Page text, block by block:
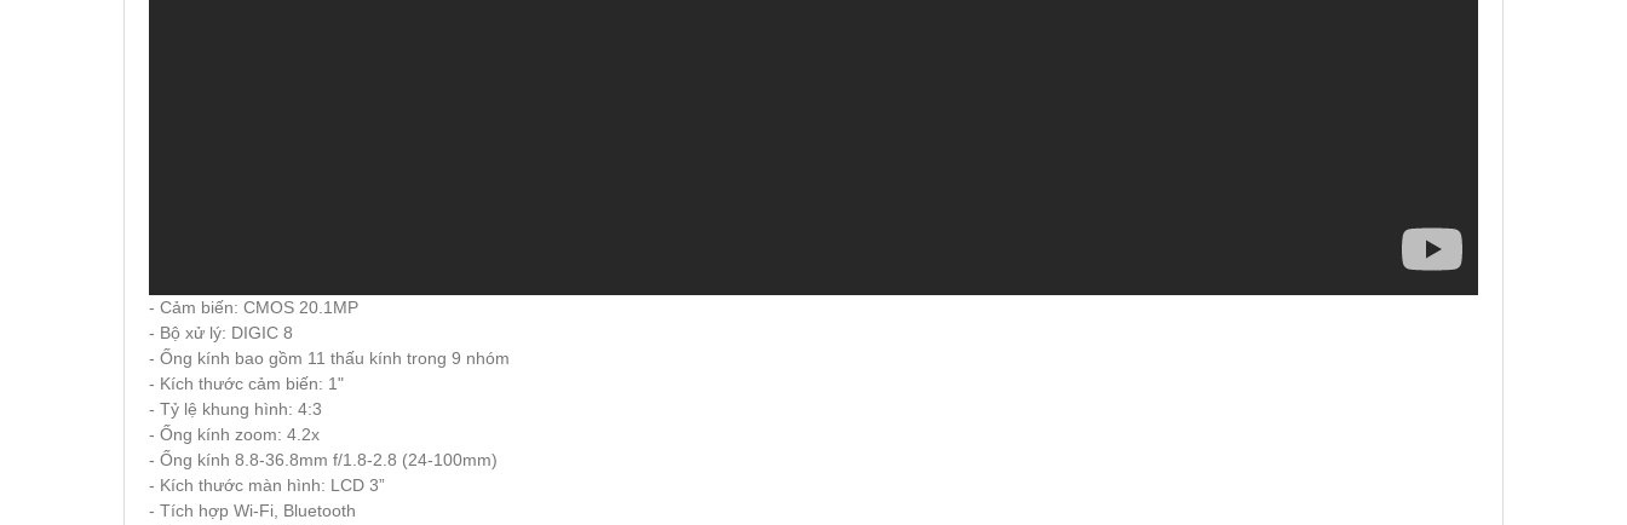
- Cảm biến: CMOS 20.1MP
- Bộ xử lý: DIGIC 8
- Ống kính bao gồm 11 thấu kính trong 9 nhóm
- Kích thước cảm biến: 1"
- Tỷ lệ khung hình: 4:3
- Ống kính zoom: 4.2x
- Ống kính 8.8-36.8mm f/1.8-2.8 (24-100mm)
- Kích thước màn hình: LCD 3”
- Tích hợp Wi-Fi, Bluetooth